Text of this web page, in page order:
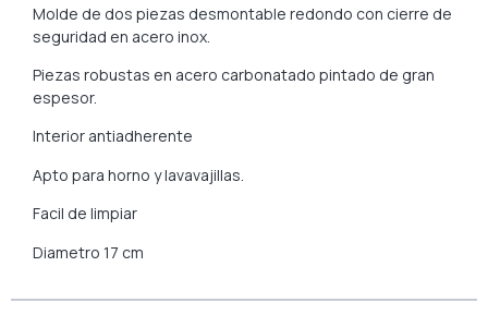
Molde de dos piezas desmontable redondo con cierre de
seguridad en acero inox.
Piezas robustas en acero carbonatado pintado de gran
espesor.
Interior antiadherente
Apto para horno y lavavajillas.
Facil de limpiar
Diametro 17 cm